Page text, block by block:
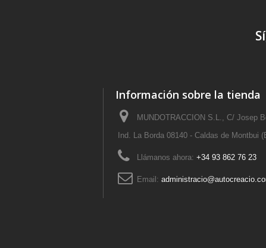
Información sobre la tienda
MUNDOTRACCION S.L., C/ Josep
Ind. La Borda 08140 - Caldas de Montbui
Llámanos ahora: +34 93 862 76 23
Email: